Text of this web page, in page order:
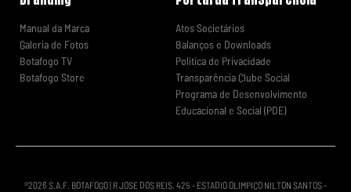
Manual da Marca
Galeria de Fotos
Botafogo TV
Botafogo Store
Atos Societários
Balanços e Downloads
Política de Privacidade
Transparência Clube Social
Programa de Desenvolvimento
Educacional e Social (PDE)
®2026 S.A.F. BOTAFOGO | R JOSE DOS REIS, 425 - ESTADIO OLIMPICO NILTON SANTOS -